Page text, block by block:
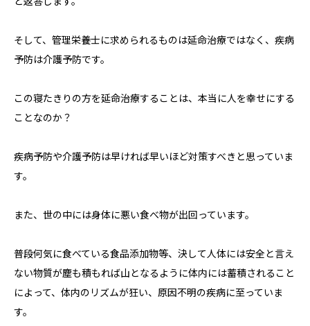
そして、管理栄養士に求められるものは延命治療ではなく、疾病
予防は介護予防です。
この寝たきりの方を延命治療することは、本当に人を幸せにする
ことなのか？
疾病予防や介護予防は早ければ早いほど対策すべきと思っていま
す。
また、世の中には身体に悪い食べ物が出回っています。
普段何気に食べている食品添加物等、決して人体には安全と言え
ない物質が塵も積もれば山となるように体内には蓄積されること
によって、体内のリズムが狂い、原因不明の疾病に至っていま
す。